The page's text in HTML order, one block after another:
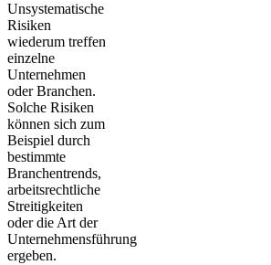
Unsystematische
Risiken
wiederum treffen
einzelne
Unternehmen
oder Branchen.
Solche Risiken
können sich zum
Beispiel durch
bestimmte
Branchentrends,
arbeitsrechtliche
Streitigkeiten
oder die Art der
Unternehmensführung
ergeben.